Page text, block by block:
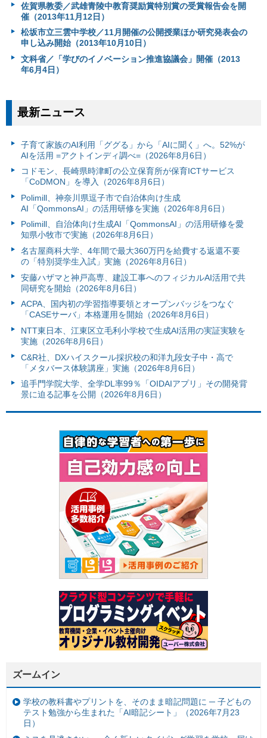
佐賀県教委／武雄青陵中教育奨励賞特別賞の受賞報告会を開
催（2013年11月12日）
松坂市立三雲中学校／11月開催の公開授業ほか研究発表会の
申し込み開始（2013年10月10日）
文科省／「学びのイノベーション推進協議会」開催（2013
年6月4日）
最新ニュース
子育て家族のAI利用「ググる」から「AIに聞く」へ。52%が
AIを活用 =アクトインディ調べ=（2026年8月6日）
コドモン、長崎県時津町の公立保育所が保育ICTサービス
「CoDMON」を導入（2026年8月6日）
Polimill、神奈川県逗子市で自治体向け生成
AI「QommonsAI」の活用研修を実施（2026年8月6日）
Polimill、自治体向け生成AI「QommonsAI」の活用研修を愛
知県小牧市で実施（2026年8月6日）
名古屋商科大学、4年間で最大360万円を給費する返還不要
の「特別奨学生入試」実施（2026年8月6日）
安藤ハザマと神戸高専、建設工事へのフィジカルAI活用で共
同研究を開始（2026年8月6日）
ACPA、国内初の学習指導要領とオープンバッジをつなぐ
「CASEサーバ」本格運用を開始（2026年8月6日）
NTT東日本、江東区立毛利小学校で生成AI活用の実証実験を
実施（2026年8月6日）
C&R社、DXハイスクール採択校の和洋九段女子中・高で
「メタバース体験講座」実施（2026年8月6日）
追手門学院大学、全学DL率99％「OIDAIアプリ」その開発背
景に迫る記事を公開（2026年8月6日）
ズームイン
学校の教科書やプリントを、そのまま暗記問題に ─ 子どもの
テスト勉強から生まれた「AI暗記シート」（2026年7月23
日）